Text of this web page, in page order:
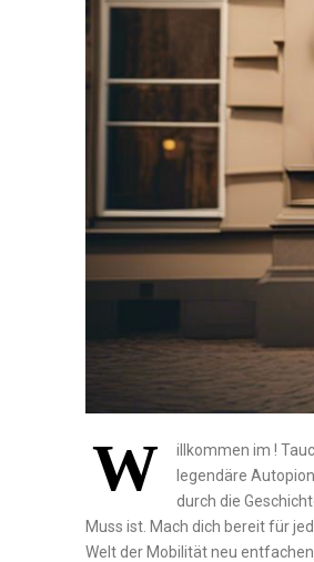
W
illkommen im !
‌legendäre
durch⁣ die
Muss ist. Mach dich bereit für
Welt der Mobilität neu entfachen